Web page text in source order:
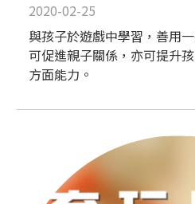
2020-02-25
與孩子於遊戲中學習，善用
可促進親子關係，亦可提升
方面能力。